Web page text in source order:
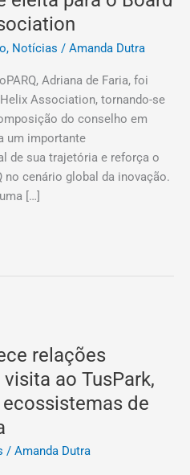
, Notícias / Amanda Dutra
Adriana de Faria, foi
Association, tornando-se
do conselho em
um importante
de sua trajetória e reforça o
no cenário global da inovação.
[…]
relações
ao TusPark,
de
/ Amanda Dutra